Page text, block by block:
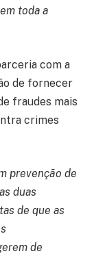
toda a
com a
de fornecer
fraudes mais
crimes
prevenção de
duas
de que as
de